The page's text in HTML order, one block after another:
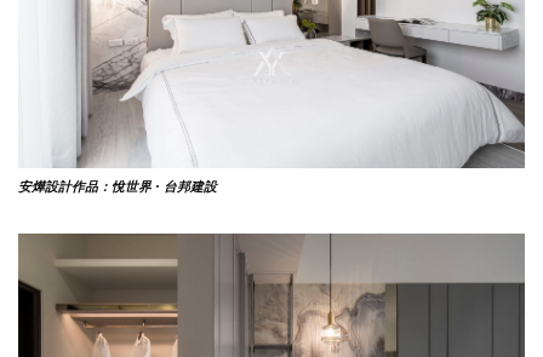
安燁設計作品：悅世界 · 台邦建設